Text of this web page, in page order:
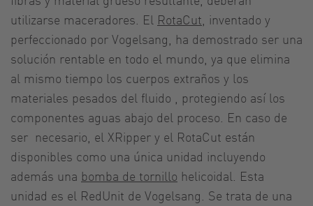
utilizarse maceradores. El RotaCut , inventado y
perfeccionado por Vogelsang, ha demostrado ser una
solución rentable en todo el mundo, ya que elimina
al mismo tiempo los cuerpos extraños y los
materiales pesados del fluido , protegiendo así los
componentes aguas abajo del proceso. En caso de
ser necesario, el XRipper y el RotaCut están
disponibles como una única unidad incluyendo
además una bomba de tornillo helicoidal. Esta
unidad es el RedUnit de Vogelsang. Se trata de una